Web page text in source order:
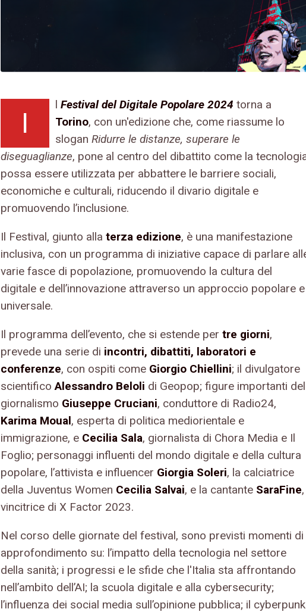
I
l Festival del Digitale Popolare 2024 torna a
Torino, con un'edizione che, come riassume lo
slogan Ridurre le distanze, superare le
diseguaglianze, pone al centro del dibattito come la
possa essere utilizzata per abbattere le barriere sociali,
economiche e culturali, riducendo il divario digitale e
promuovendo l’inclusione.
Il Festival, giunto alla terza edizione, è una manifestazione
inclusiva, con un programma di iniziative capace di parlare
varie fasce di popolazione, promuovendo la cultura del
digitale e dell’innovazione attraverso un approccio popolare e
universale.
Il programma dell’evento, che si estende per tre giorni,
prevede una serie di incontri, dibattiti, laboratori e
conferenze, con ospiti come Giorgio Chiellini; il divulgatore
scientificoAlessandro Beloli di Geopop; figure importanti del
giornalismo Giuseppe Cruciani, conduttore di Radio24,
Karima Moual, esperta di politica mediorientale e
immigrazione, e Cecilia Sala, giornalista di Chora Media e Il
Foglio; personaggi influenti del mondo digitale e della cultura
popolare, l’attivista e influencer Giorgia Soleri, la calciatrice
della Juventus Women Cecilia Salvai, e la cantante SaraFine,
vincitrice di X Factor 2023.
Nel corso delle giornate del festival, sono previsti momenti di
approfondimento su: l’impatto della tecnologia nel settore
della sanità; i progressi e le sfide che l'Italia sta affrontando
nell’ambito dell’AI; la scuola digitale e alla cybersecurity;
l’influenza dei social media sull’opinione pubblica; il cyberpunk